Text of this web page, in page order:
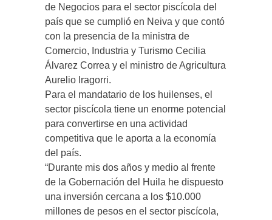
de Negocios para el sector piscícola del
país que se cumplió en Neiva y que contó
con la presencia de la ministra de
Comercio, Industria y Turismo Cecilia
Álvarez Correa y el ministro de Agricultura
Aurelio Iragorri.
Para el mandatario de los huilenses, el
sector piscícola tiene un enorme potencial
para convertirse en una actividad
competitiva que le aporta a la economía
del país.
“Durante mis dos años y medio al frente
de la Gobernación del Huila he dispuesto
una inversión cercana a los $10.000
millones de pesos en el sector piscícola,